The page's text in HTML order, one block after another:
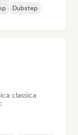
Dubstep
classica